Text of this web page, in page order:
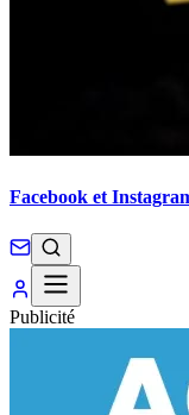
Facebook et
Publicité